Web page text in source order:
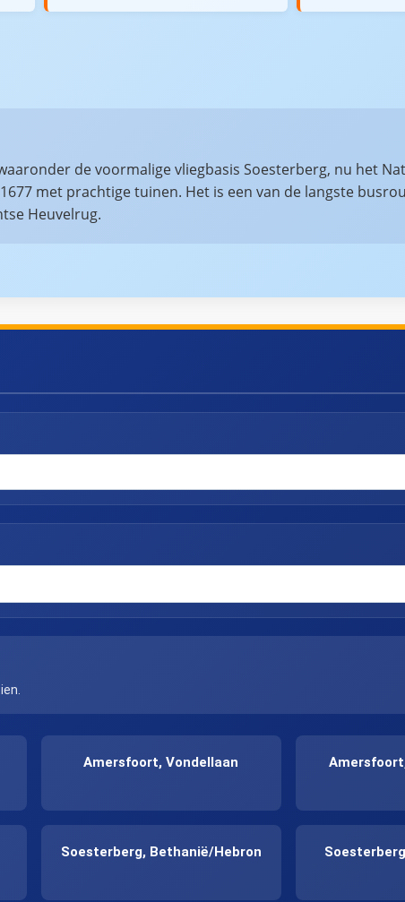
de voormalige vliegbasis Soesterberg, nu het
met prachtige tuinen. Het is een van de langste
Heuvelrug.
Amersfoort, Vondellaan
Soesterberg, Bethanië/Hebron